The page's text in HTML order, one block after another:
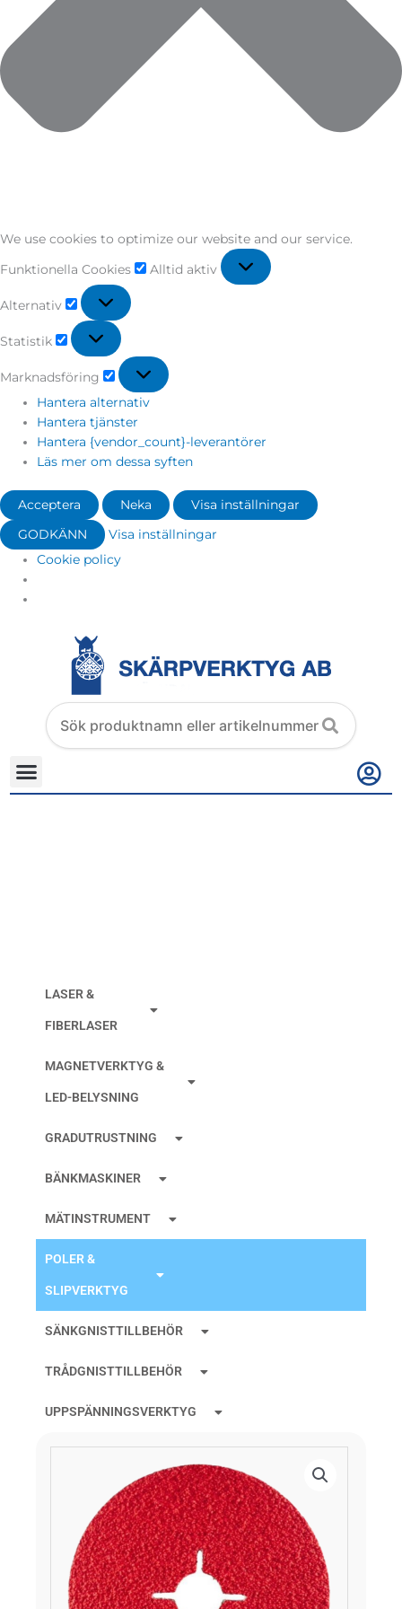
We use cookies to optimize our website and our service.
Funktionella Cookies Alltid aktiv
Alternativ
Statistik
Marknadsföring
Hantera alternativ
Hantera tjänster
Hantera {vendor_count}-leverantörer
Läs mer om dessa syften
Acceptera Neka Visa inställningar
GODKÄNN
Visa inställningar
Cookie policy
Search
products
LASER &
FIBERLASER
MAGNETVERKTYG &
LED-BELYSNING
GRADUTRUSTNING
BÄNKMASKINER
MÄTINSTRUMENT
POLER &
SLIPVERKTYG
SÄNKGNISTTILLBEHÖR
TRÅDGNISTTILLBEHÖR
UPPSPÄNNINGSVERKTYG